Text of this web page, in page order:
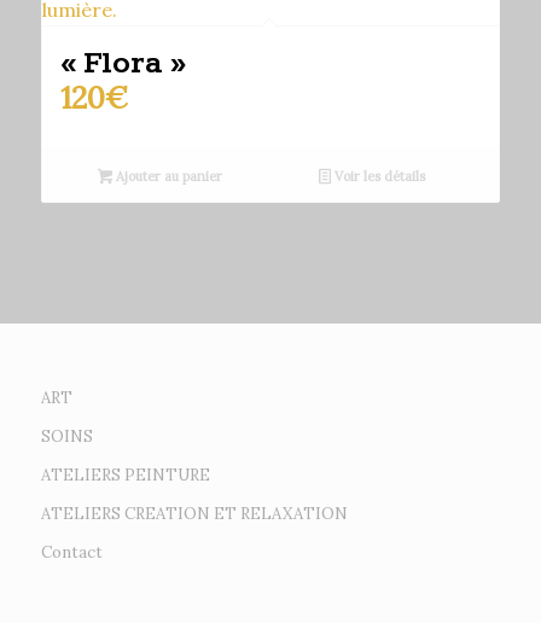
« Flora »
120€
Ajouter au panier Voir les détails
ART
SOINS
ATELIERS PEINTURE
ATELIERS CREATION ET RELAXATION
Contact